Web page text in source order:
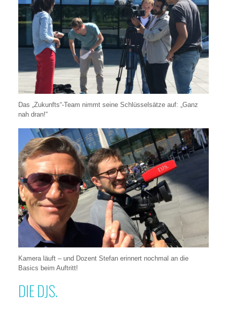
Das „Zukunfts“-Team nimmt seine Schlüsselsätze auf: „Ganz
nah dran!“
Kamera läuft – und Dozent Stefan erinnert nochmal an die
Basics beim Auftritt!
DIE DJS.